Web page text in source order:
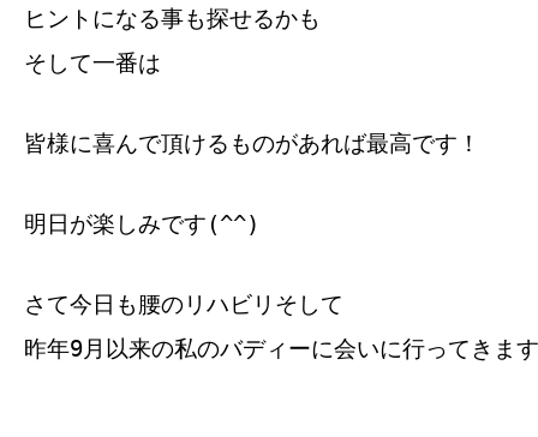
ヒントになる事も探せるかも
そして一番は
皆様に喜んで頂けるものがあれば最高です！
明日が楽しみです(^^)
さて今日も腰のリハビリそして
昨年9月以来の私のバディーに会いに行ってきます